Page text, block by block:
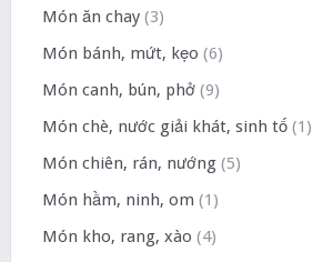
Món ăn chay(3)
Món bánh, mứt, kẹo (6)
Món canh, bún, phở(9)
Món chè, nước giải khát, sinh tố(1)
Món chiên, rán, nướng(5)
Món hầm, ninh, om (1)
Món kho, rang, xào (4)